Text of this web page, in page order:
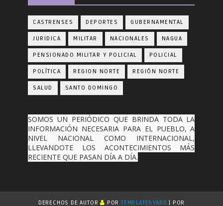
CASTRENSES DEPORTES GUBERNAMENTAL
JURIDICA MILITAR NACIONALES NAGUA
PENSIONADO MILITAR Y POLICIAL POLICIAL
POLÍTICA REGION NORTE REGIÓN NORTE
SALUD SANTO DOMINGO
SOMOS UN PERIÓDICO QUE BRINDA TODA LA
INFORMACIÓN NECESARIA PARA EL PUEBLO, A
NIVEL NACIONAL COMO INTERNACIONAL,
LLEVANDOTE LOS ACONTECIMIENTOS MÁS
RECIENTE QUE PASAN DÍA A DÍA.
DERECHOS DE AUTOR PORTEMPLATESYARD | POR